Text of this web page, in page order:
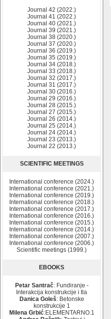
Journal 42 (2022.)
Journal 41 (2022.)
Journal 40 (2021.)
Journal 39 (2021.)
Journal 38 (2020.)
Journal 37 (2020.)
Journal 36 (2019.)
Journal 35 (2019.)
Journal 34 (2018.)
Journal 33 (2018.)
Journal 32 (2017.)
Journal 31 (2017.)
Journal 30 (2016.)
Journal 29 (2016.)
Journal 28 (2015.)
Journal 27 (2015.)
Journal 26 (2014.)
Journal 25 (2014.)
Journal 24 (2014.)
Journal 23 (2013.)
Journal 22 (2013.)
SCIENTIFIC MEETINGS
International conference (2024.)
International conference (2021.)
International conference (2019.)
International conference (2018.)
International conference (2017.)
International conference (2016.)
International conference (2015.)
International conference (2014.)
International conference (2007.)
International conference (2006.)
Scientific meetings (1999.)
EBOOKS
Petar Santrač: Fundiranje -
Interakcija konstrukcije i tla
Danica Goleš: Betonske
konstrukcije 1
Milena Grbić:ELEMENTARNO.1